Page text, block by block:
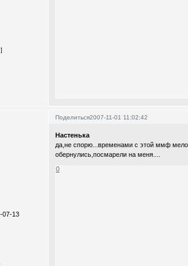
Поделиться2007-11-01 11:02:42
07-13
Настенька
да,не спорю...временами с этой ммф
обернулись,посмарели на меня....
0